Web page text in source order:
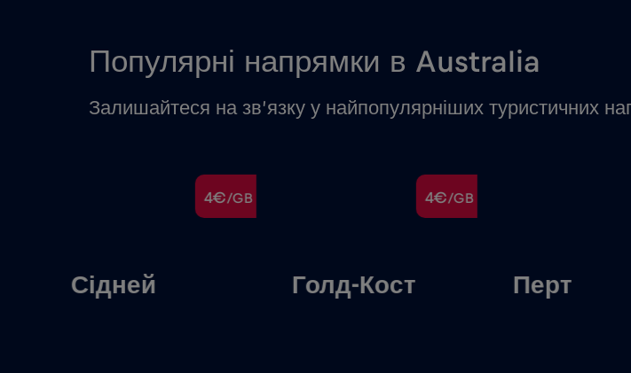
Популярні напрямки в Australia
Залишайтеся на зв’язку у найпопулярніших туристичних
4€/GB
Сідней
4€/GB
Голд-Кост Перт